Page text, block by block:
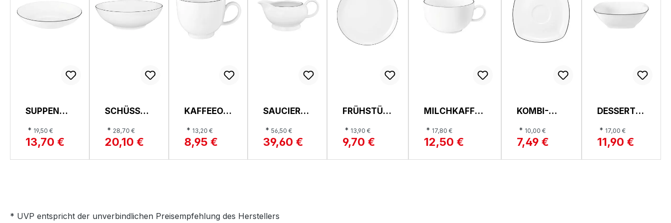
SUPPENTE
* 19,50 €
13,70 €
SCHÜSSEL,
* 28,70 €
20,10 €
KAFFEEOB
LIDO
* 13,20 €
8,95 €
SAUCIERE,
* 56,50 €
39,60 €
FRÜHSTÜC
LIDO
* 13,90 €
9,70 €
MILCHKAFFEE
LIDO
* 17,80 €
12,50 €
KOMBI-
SE, LIDO
* 10,00 €
7,49 €
DESSERTS
LIDO
* 17,00 €
11,90 €
* UVP entspricht der unverbindlichen Preisempfehlung des Herstellers